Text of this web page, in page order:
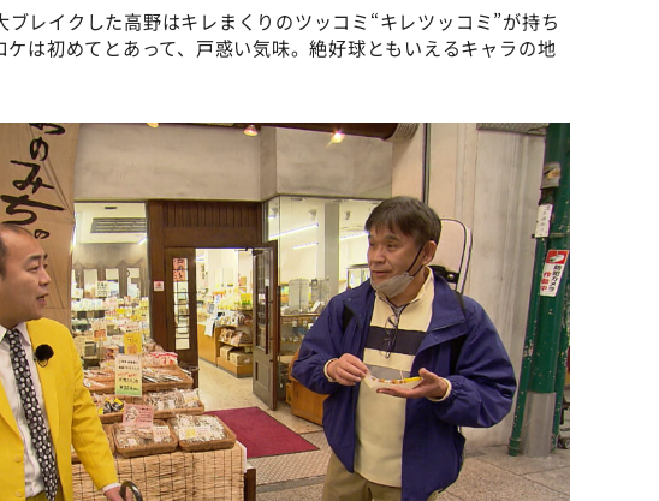
レイクした高野はキレまくりのツッコミ“キレツッコミ”が持ち
は初めてとあって、戸惑い気味。絶好球ともいえるキャラの地